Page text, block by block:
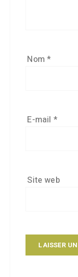
Nom*
E-mail *
Site web